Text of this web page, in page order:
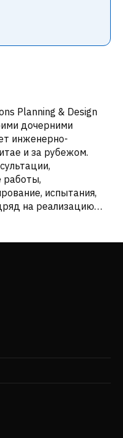
Planning & Design
дочерними
инженерно-
и за рубежом.
работы,
испытания,
на реализацию
Provincial
Planning
2021 года.
году и базируется в